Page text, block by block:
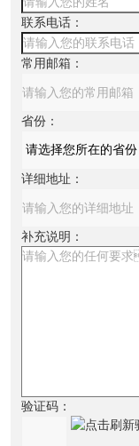
联系电话：
常用邮箱：
省份：
详细地址：
补充说明：
验证码：